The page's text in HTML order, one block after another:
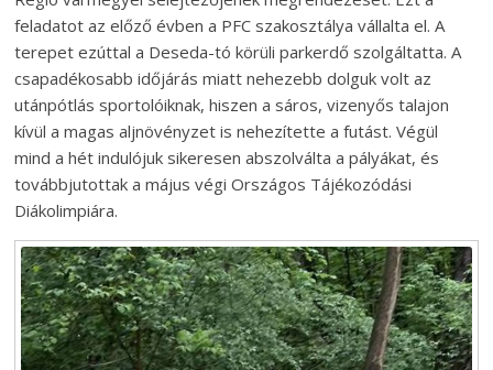
feladatot az előző évben a PFC szakosztálya vállalta el. A
terepet ezúttal a Deseda-tó körüli parkerdő szolgáltatta. A
csapadékosabb időjárás miatt nehezebb dolguk volt az
utánpótlás sportolóiknak, hiszen a sáros, vizenyős talajon
kívül a magas aljnövényzet is nehezítette a futást. Végül
mind a hét indulójuk sikeresen abszolválta a pályákat, és
továbbjutottak a május végi Országos Tájékozódási
Diákolimpiára.